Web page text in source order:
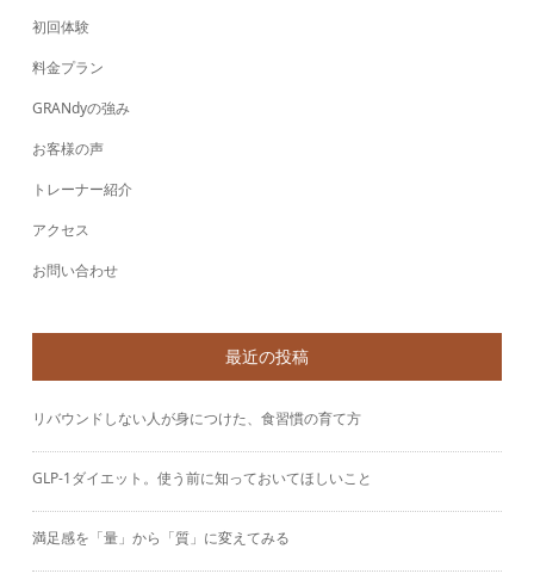
初回体験
料金プラン
GRANdyの強み
お客様の声
トレーナー紹介
アクセス
お問い合わせ
最近の投稿
リバウンドしない人が身につけた、食習慣の育て方
GLP-1ダイエット。使う前に知っておいてほしいこと
満足感を「量」から「質」に変えてみる